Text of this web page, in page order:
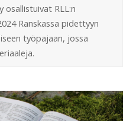
osallistuivat RLL:n
Ranskassa pidettyyn
työpajaan, jossa